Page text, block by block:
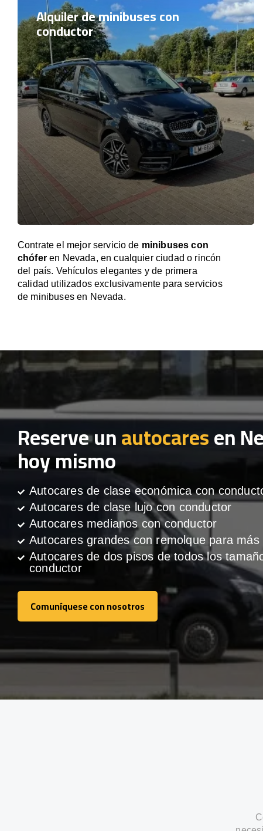
Alquiler de minibuses con
conductor
Contrate el mejor servicio de minibuses con
chóferen Nevada, en cualquier ciudad o rincón
del país. Vehículos elegantes y de primera
calidad utilizados exclusivamente para servicios
de minibuses en Nevada.
Reserve unautocaresen
hoy mismo
Autocares de clase económica con
Autocares de clase lujo con conductor
Autocares medianos con conductor
Autocares grandes con remolque para más
Autocares de dos pisos de todos los
conductor
Comuníquese con nosotros
Comuníquese con nosotros